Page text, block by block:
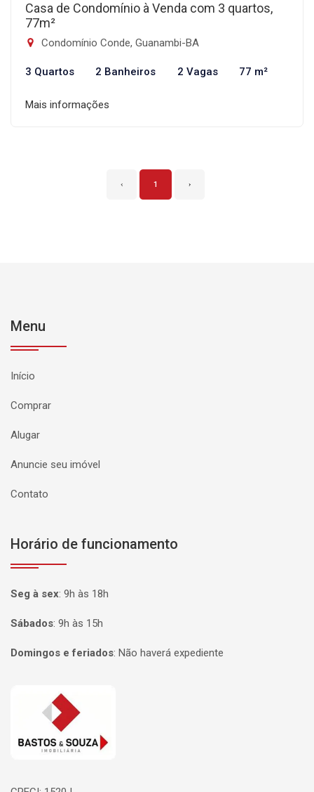
Casa de Condomínio à Venda com 3 quartos,
77m²
Condomínio Conde, Guanambi-BA
3 Quartos 2 Banheiros 2 Vagas 77 m²
Mais informações
‹ 1 ›
Menu
Início
Comprar
Alugar
Anuncie seu imóvel
Contato
Horário de funcionamento
Seg à sex: 9h às 18h
Sábados: 9h às 15h
Domingos e feriados: Não haverá expediente
Página inicial